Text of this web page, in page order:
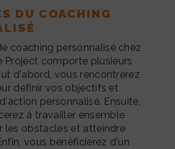
DU COACHING
coaching personnalisé chez
Project comporte plusieurs
d'abord, vous rencontrerez
définir vos objectifs et
personnalisé. Ensuite,
à travailler ensemble
les obstacles et atteindre
vous bénéficierez d'un